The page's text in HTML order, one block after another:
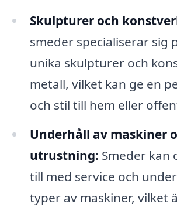
Skulpturer och
smeder specialiserar sig
unika skulpturer och
metall, vilket kan ge en
och stil till hem eller
Underhåll av maskiner
utrustning: Smeder kan
till med service och
typer av maskiner, vilket